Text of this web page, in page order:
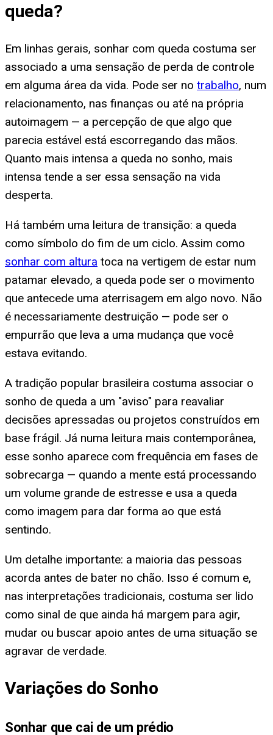
queda?
Em linhas gerais, sonhar com queda costuma ser
associado a uma sensação de perda de controle
em alguma área da vida. Pode ser no trabalho, num
relacionamento, nas finanças ou até na própria
autoimagem — a percepção de que algo que
parecia estável está escorregando das mãos.
Quanto mais intensa a queda no sonho, mais
intensa tende a ser essa sensação na vida
desperta.
Há também uma leitura de transição: a queda
como símbolo do fim de um ciclo. Assim como
sonhar com altura toca na vertigem de estar num
patamar elevado, a queda pode ser o movimento
que antecede uma aterrisagem em algo novo. Não
é necessariamente destruição — pode ser o
empurrão que leva a uma mudança que você
estava evitando.
A tradição popular brasileira costuma associar o
sonho de queda a um "aviso" para reavaliar
decisões apressadas ou projetos construídos em
base frágil. Já numa leitura mais contemporânea,
esse sonho aparece com frequência em fases de
sobrecarga — quando a mente está processando
um volume grande de estresse e usa a queda
como imagem para dar forma ao que está
sentindo.
Um detalhe importante: a maioria das pessoas
acorda antes de bater no chão. Isso é comum e,
nas interpretações tradicionais, costuma ser lido
como sinal de que ainda há margem para agir,
mudar ou buscar apoio antes de uma situação se
agravar de verdade.
Variações do Sonho
Sonhar que cai de um prédio